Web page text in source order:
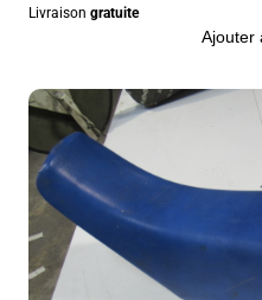
Livraison gratuite
Ajouter